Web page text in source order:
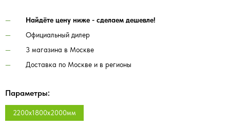
Найдёте цену ниже - сделаем дешевле!
Официальный дилер
3 магазина в Москве
Доставка по Москве и в регионы
Параметры:
2200х1800х2000мм